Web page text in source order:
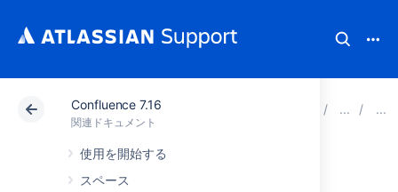
Confluence 7.16
関連ドキュメント
使用を開始する
スペース
アトラシアン サポート
送信メール用サー